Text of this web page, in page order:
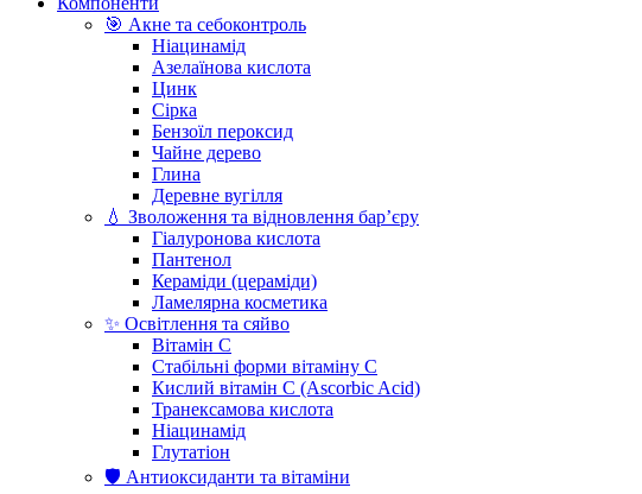
🎯 Акне та себоконтроль
Ніацинамід
Азелаїнова кислота
Цинк
Сірка
Бензоїл пероксид
Чайне дерево
Глина
Деревне вугілля
💧 Зволоження та відновлення бар’єру
Гіалуронова кислота
Пантенол
Кераміди (цераміди)
Ламелярна косметика
✨ Освітлення та сяйво
Вітамін С
Стабільні форми вітаміну С
Кислий вітамін С (Ascorbic Acid)
Транексамова кислота
Ніацинамід
Глутатіон
🛡️ Антиоксиданти та вітаміни